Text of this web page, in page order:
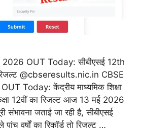
OUT Today: सीबीएसई 12th
@cbseresults.nic.in CBSE
Today: केंद्रीय माध्यमिक शिक्षा
कक्षा 12वीं का रिजल्ट आज 13 मई 2026
संभावना जताई जा रही है, सीबीएसई
पांच वर्षों का रिकॉर्ड तो रिजल्ट …